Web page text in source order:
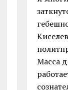
Масса